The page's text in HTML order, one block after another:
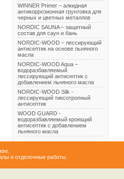
WINNER Primer – алкидная
антикоррозионная грунтовка для
черных и цветных металлов
NORDIC SAUNA – защитный
состав для саун и бань
NORDIC-WOOD – лессирующий
антисептик на основе льняного
масла
NORDIC-WOOD Aqua –
водоразбавляемый
лессирующий антисептик с
добавлением льняного масла
NORDIC-WOOD Silk -
лессирующий тиксотропный
антисептик
WOOD GUARD -
водоразбавляемый кроющий
антисептик с добавлением
льняного масла
и отделочные работы.